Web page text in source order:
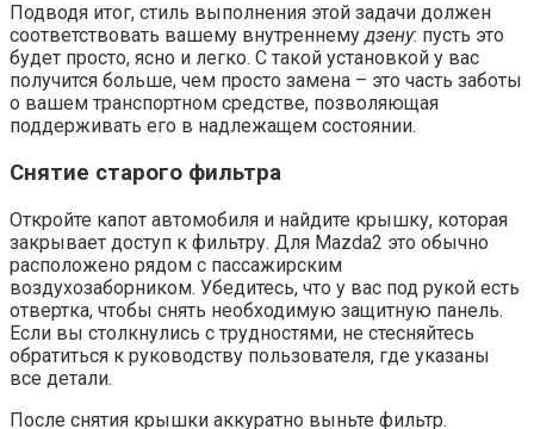
Подводя итог, стиль выполнения этой задачи должен
соответствовать вашему внутреннемудзену: пусть это
будет просто, ясно и легко. С такой установкой у вас
получится больше, чем просто замена – это часть заботы
о вашем транспортном средстве, позволяющая
поддерживать его в надлежащем состоянии.
Снятие старого фильтра
Откройте капот автомобиля и найдите крышку, которая
закрывает доступ к фильтру. Для Mazda2 это обычно
расположено рядом с пассажирским
воздухозаборником. Убедитесь, что у вас под рукой есть
отвертка, чтобы снять необходимую защитную панель.
Если вы столкнулись с трудностями, не стесняйтесь
обратиться к руководству пользователя, где указаны
все детали.
После снятия крышки аккуратно выньте фильтр.